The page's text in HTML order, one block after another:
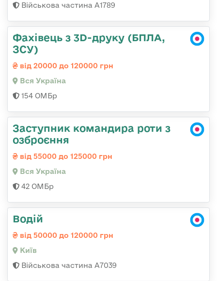
Військова частина А1789
Фахівець з 3D-друку (БПЛА,
ЗСУ)
від 20000 до 120000 грн
Вся Україна
154 ОМБр
Заступник командира роти з
озброєння
від 55000 до 125000 грн
Вся Україна
42 ОМБр
Водій
від 50000 до 120000 грн
Київ
Військова частина А7039